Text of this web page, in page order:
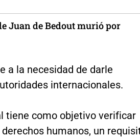
Juan de Bedout murió por
a la necesidad de darle
internacionales.
tiene como objetivo verificar
humanos, un